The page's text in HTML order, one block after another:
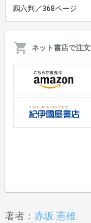
四六判／368ページ
ネット書店で注
著者： 赤坂 憲雄